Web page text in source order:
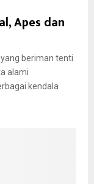
Apes dan
yang beriman tenti
alami
kendala